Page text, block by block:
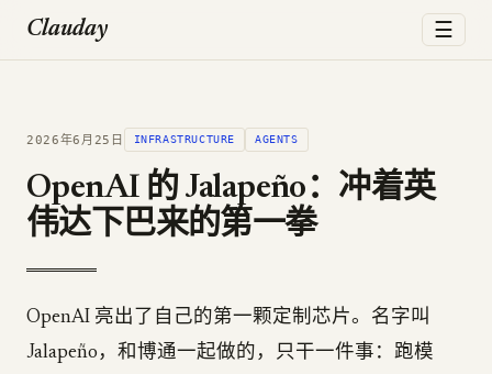
Clauday ☰
2026年6月25日 INFRASTRUCTURE AGENTS
OpenAI 的 Jalapeño：冲着英
伟达下巴来的第一拳
OpenAI 亮出了自己的第一颗定制芯片。名字叫
Jalapeño，和博通一起做的，只干一件事：跑模